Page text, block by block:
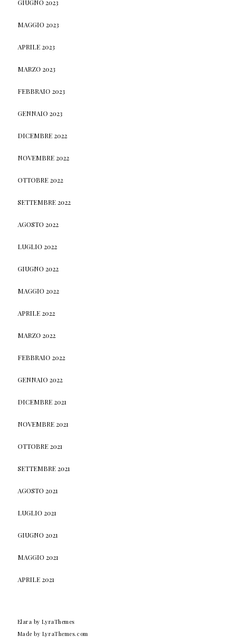
GIUGNO 2023
MAGGIO 2023
APRILE 2023
MARZO 2023
FEBBRAIO 2023
GENNAIO 2023
DICEMBRE 2022
NOVEMBRE 2022
OTTOBRE 2022
SETTEMBRE 2022
AGOSTO 2022
LUGLIO 2022
GIUGNO 2022
MAGGIO 2022
APRILE 2022
MARZO 2022
FEBBRAIO 2022
GENNAIO 2022
DICEMBRE 2021
NOVEMBRE 2021
OTTOBRE 2021
SETTEMBRE 2021
AGOSTO 2021
LUGLIO 2021
GIUGNO 2021
MAGGIO 2021
APRILE 2021
Elara by LyraThemes
Made by LyraThemes.com